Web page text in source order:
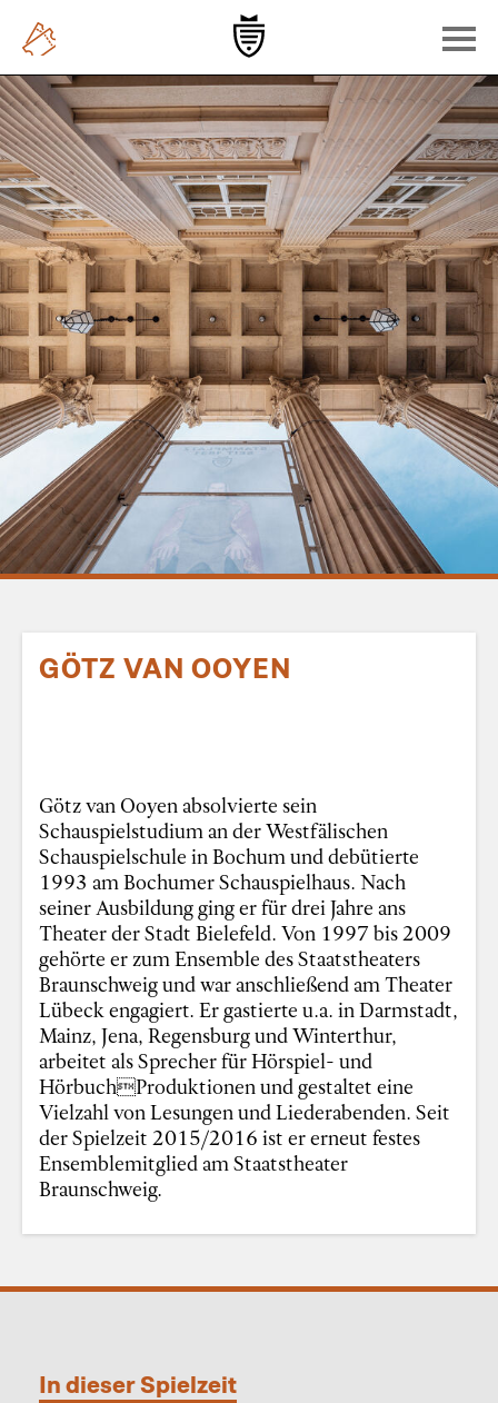
GÖTZ VAN OOYEN
Götz van Ooyen absolvierte sein
Schauspielstudium an der Westfälischen
Schauspielschule in Bochum und debütierte
1993 am Bochumer Schauspielhaus. Nach
seiner Ausbildung ging er für drei Jahre ans
Theater der Stadt Bielefeld. Von 1997 bis 2009
gehörte er zum Ensemble des Staatstheaters
Braunschweig und war anschließend am Theater
Lübeck engagiert. Er gastierte u.a. in Darmstadt,
Mainz, Jena, Regensburg und Winterthur,
arbeitet als Sprecher für Hörspiel- und
HörbuchProduktionen und gestaltet eine
Vielzahl von Lesungen und Liederabenden. Seit
der Spielzeit 2015/2016 ist er erneut festes
Ensemblemitglied am Staatstheater
Braunschweig.
In dieser Spielzeit